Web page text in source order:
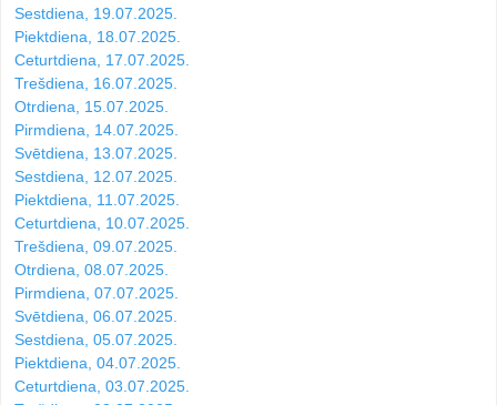
Sestdiena, 19.07.2025.
Piektdiena, 18.07.2025.
Ceturtdiena, 17.07.2025.
Trešdiena, 16.07.2025.
Otrdiena, 15.07.2025.
Pirmdiena, 14.07.2025.
Svētdiena, 13.07.2025.
Sestdiena, 12.07.2025.
Piektdiena, 11.07.2025.
Ceturtdiena, 10.07.2025.
Trešdiena, 09.07.2025.
Otrdiena, 08.07.2025.
Pirmdiena, 07.07.2025.
Svētdiena, 06.07.2025.
Sestdiena, 05.07.2025.
Piektdiena, 04.07.2025.
Ceturtdiena, 03.07.2025.